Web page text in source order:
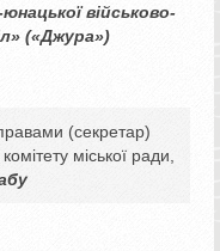
військово-
(«Джура»)
(секретар)
міської ради,